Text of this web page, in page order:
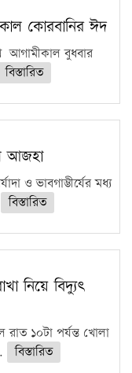
কোরবানির ঈদ
আগামীকাল বুধবার
বিস্তারিত
আজহা
ও ভাবগাম্ভীর্যের মধ্য
বিস্তারিত
নিয়ে বিদ্যুৎ
১০টা পর্যন্ত খোলা
বিস্তারিত